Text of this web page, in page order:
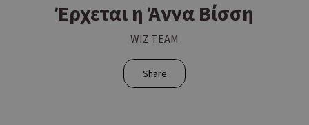
Έρχεται η Άννα Βίσση
WIZ TEAM
Share